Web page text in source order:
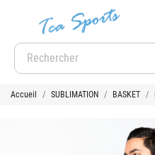
Accueil SUBLIMATION BASKET